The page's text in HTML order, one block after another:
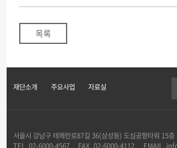
목록
재단소개 주요사업 자료실
서울시 강남구 테헤란로87길 36(삼성동) 도심공항타워 15
TEL. 02-6000-4567 FAX. 02-6000-4112 EMAIL.